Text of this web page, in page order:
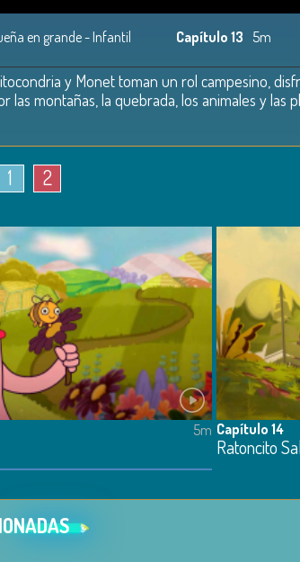
en grande - Infantil Capítulo 13 5m
y Monet toman un rol campesino,
las montañas, la quebrada, los animales y las
1 2
5m Capítulo 14
Ratoncito